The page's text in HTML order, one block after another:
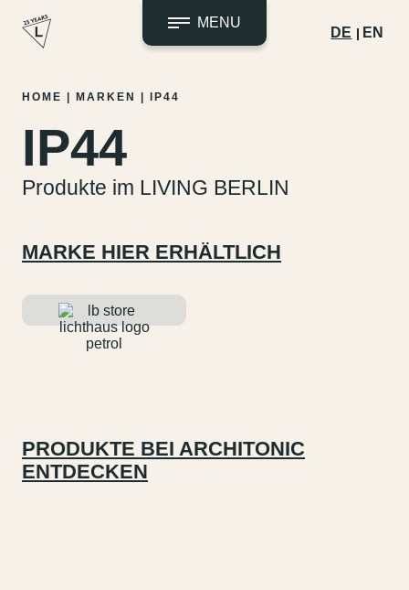
Zum
springen
MENU
DE EN
HOME MARKEN IP44
IP44
Produkte im LIVING BERLIN
MARKE HIER ERHÄLTLICH
PRODUKTE BEI ARCHITONIC
ENTDECKEN